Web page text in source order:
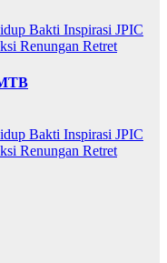
Bakti Inspirasi JPIC
Renungan Retret
Bakti Inspirasi JPIC
Renungan Retret